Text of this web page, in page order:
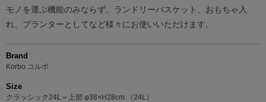
モノを運ぶ機能のみならず、ランドリーバスケット、おもちゃ入
れ、プランターとしてなど様々にお使いいただけます。
Brand
Korbo コルボ
Size
クラッシック24L＝上部 φ38×H28cm （24L）